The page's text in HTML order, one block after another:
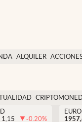
ALQUILER
1,15 -0.20%